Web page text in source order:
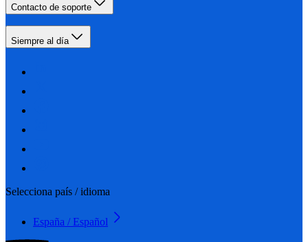
Contacto de soporte
Siempre al día
Selecciona país / idioma
España / Español